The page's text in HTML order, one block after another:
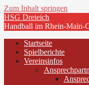
Zum Inhalt springen
HSG Dreieich
Handball im Rhein-Main-
Startseite
Spielberichte
Vereinsinfos